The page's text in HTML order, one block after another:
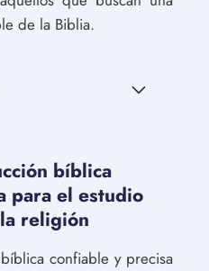
de la Biblia.
bíblica
para el estudio
religión
confiable y precisa